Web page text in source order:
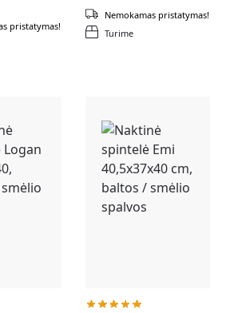
pristatymas!
Turime
Nemokamas pristatymas!